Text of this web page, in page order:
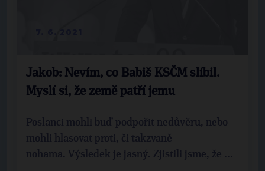
Jakob: Nevím, co Babiš KSČM slíbil.
Myslí si, že země patří jemu
Poslanci mohli buď podpořit nedůvěru, nebo
mohli hlasovat proti, či takzvaně
nohama. Výsledek je jasný. Zjistili jsme, že ...